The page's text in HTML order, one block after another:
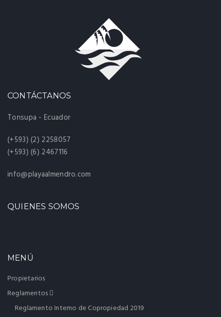
CONTÁCTANOS
Tonsupa - Ecuador
(+593) (2) 2258057
(+593) (6) 2467116
info@playaalmendro.com
QUIENES SOMOS
MENÚ
Propietarios
Reglamentos
Reglamento Interno de Copropiedad 2019